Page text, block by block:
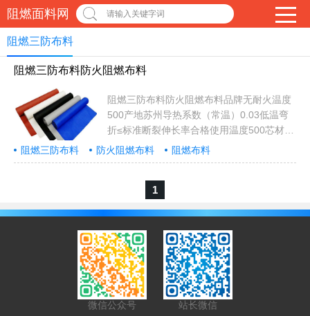
阻燃面料网 请输入关键字词
阻燃三防布料
阻燃三防布料防火阻燃布料
阻燃三防布料防火阻燃布料品牌无耐火温度
500产地苏州导热系数（常温）0.03低温弯
折≤标准断裂伸长率合格使用温度500芯材玻
璃纤维形态层状形状长方形规格
0.3mm,0.5mm,10mm可售卖地全国材质玻
即熄，不继续燃烧；经多次洗涤仍保持阻燃
感佳,比普通涤纶更柔软，色牢度更高。应用
范围：应用于宾馆酒店、餐饮娱乐场所、学
校医院、办公楼堂等领域内装饰装修，同时
应用于火车、汽车、飞机和轮船的内饰，以
及其它……...
阻燃三防布料 防火阻燃布料 阻燃布料
1
微信公众号 站长微信